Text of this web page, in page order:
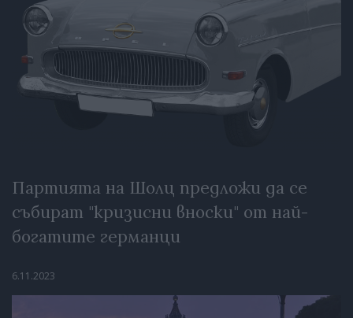
Партията на Шолц предложи да се
събират "кризисни вноски" от най-
богатите германци
6.11.2023